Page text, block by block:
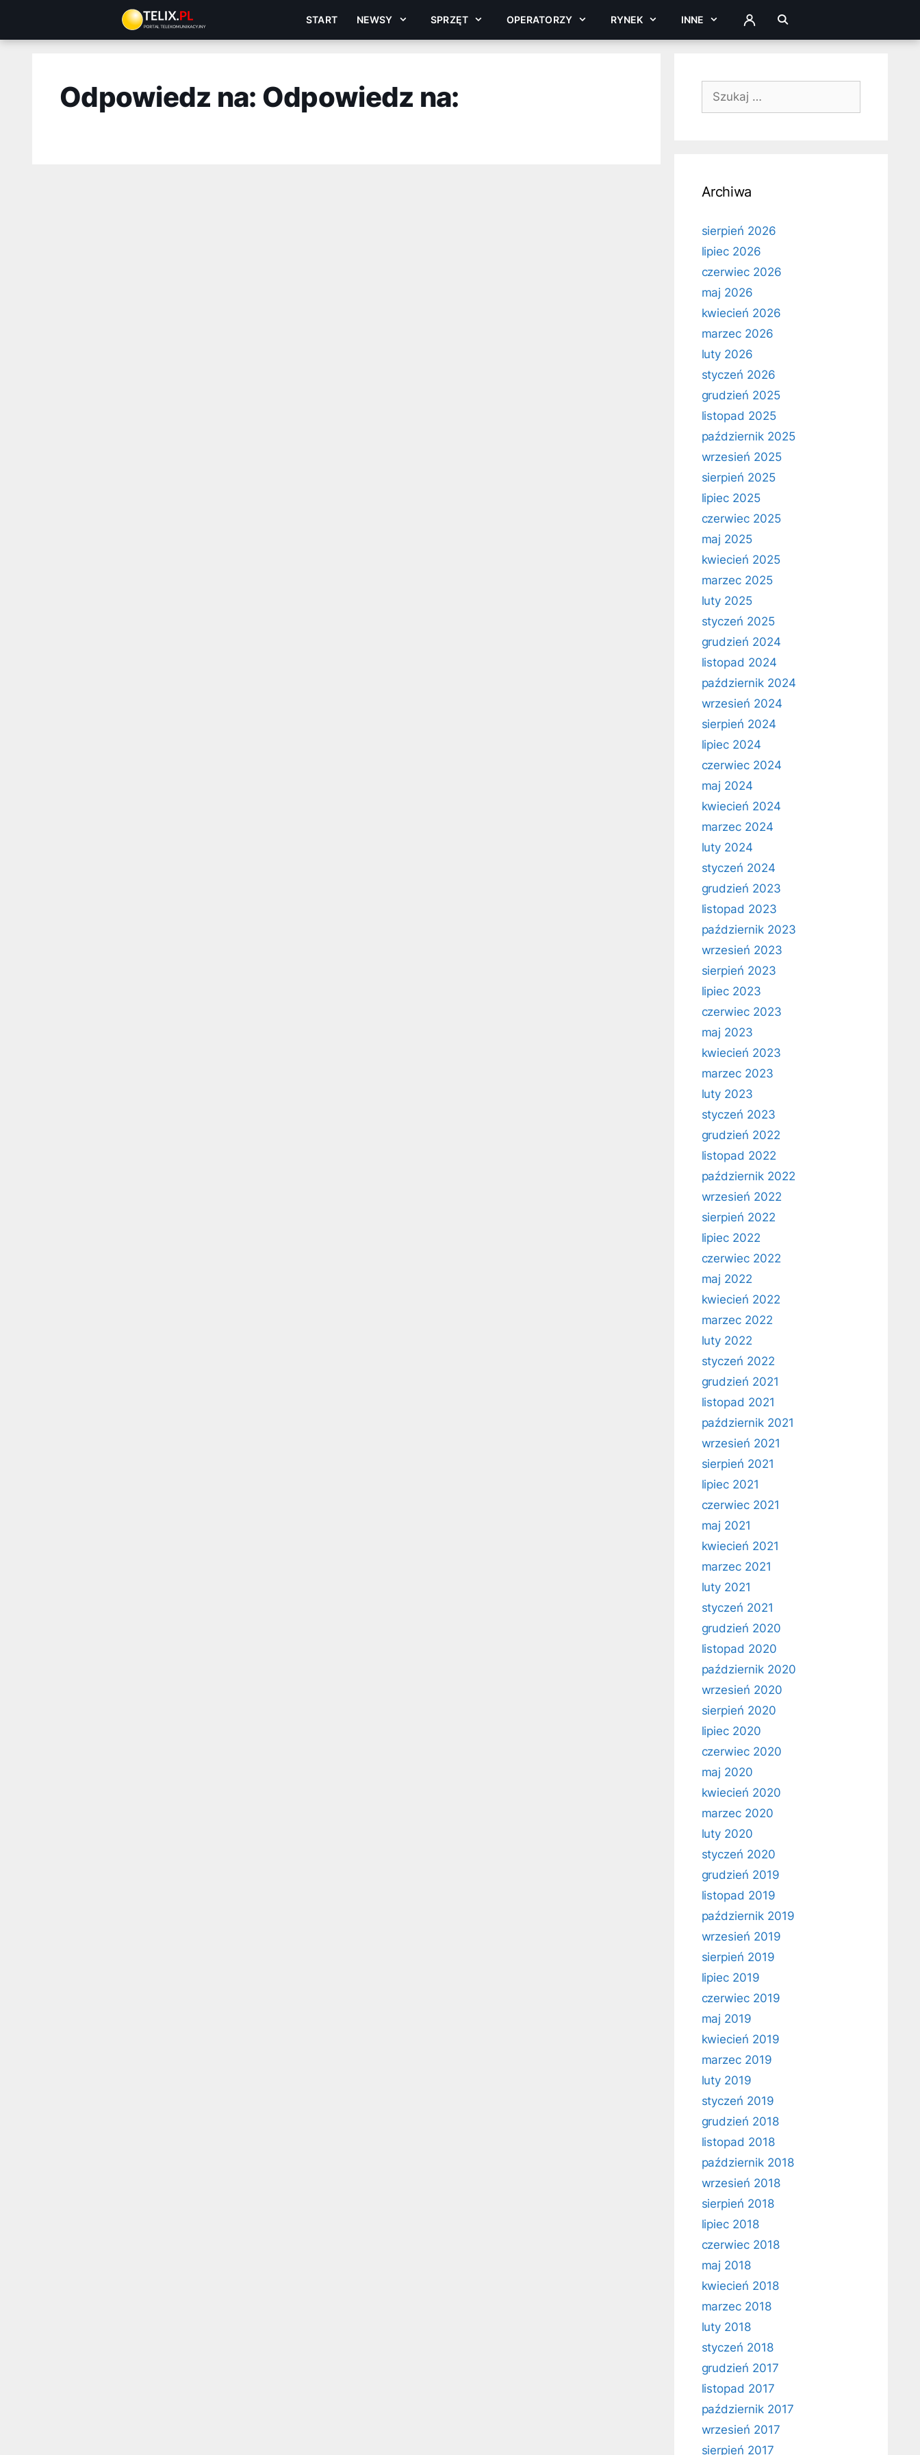
treści
START NEWSY SPRZĘT OPERATORZY RYNEK INNE ZALOGUJ
Odpowiedz na: Odpowiedz na: Szukaj:
Archiwa
sierpień 2026
lipiec 2026
czerwiec 2026
maj 2026
kwiecień 2026
marzec 2026
luty 2026
styczeń 2026
grudzień 2025
listopad 2025
październik 2025
wrzesień 2025
sierpień 2025
lipiec 2025
czerwiec 2025
maj 2025
kwiecień 2025
marzec 2025
luty 2025
styczeń 2025
grudzień 2024
listopad 2024
październik 2024
wrzesień 2024
sierpień 2024
lipiec 2024
czerwiec 2024
maj 2024
kwiecień 2024
marzec 2024
luty 2024
styczeń 2024
grudzień 2023
listopad 2023
październik 2023
wrzesień 2023
sierpień 2023
lipiec 2023
czerwiec 2023
maj 2023
kwiecień 2023
marzec 2023
luty 2023
styczeń 2023
grudzień 2022
listopad 2022
październik 2022
wrzesień 2022
sierpień 2022
lipiec 2022
czerwiec 2022
maj 2022
kwiecień 2022
marzec 2022
luty 2022
styczeń 2022
grudzień 2021
listopad 2021
październik 2021
wrzesień 2021
sierpień 2021
lipiec 2021
czerwiec 2021
maj 2021
kwiecień 2021
marzec 2021
luty 2021
styczeń 2021
grudzień 2020
listopad 2020
październik 2020
wrzesień 2020
sierpień 2020
lipiec 2020
czerwiec 2020
maj 2020
kwiecień 2020
marzec 2020
luty 2020
styczeń 2020
grudzień 2019
listopad 2019
październik 2019
wrzesień 2019
sierpień 2019
lipiec 2019
czerwiec 2019
maj 2019
kwiecień 2019
marzec 2019
luty 2019
styczeń 2019
grudzień 2018
listopad 2018
październik 2018
wrzesień 2018
sierpień 2018
lipiec 2018
czerwiec 2018
maj 2018
kwiecień 2018
marzec 2018
luty 2018
styczeń 2018
grudzień 2017
listopad 2017
październik 2017
wrzesień 2017
sierpień 2017